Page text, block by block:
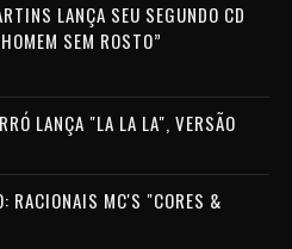
LANÇA SEU SEGUNDO CD
SEM ROSTO”
LANÇA "LA LA LA", VERSÃO
RACIONAIS MC'S "CORES &